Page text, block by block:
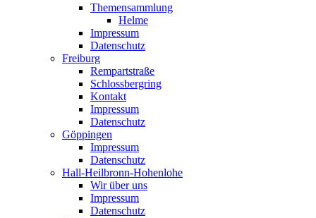
Themensammlung
Helme
Impressum
Datenschutz
Freiburg
Rempartstraße
Schlossbergring
Kontakt
Impressum
Datenschutz
Göppingen
Impressum
Datenschutz
Hall-Heilbronn-Hohenlohe
Wir über uns
Impressum
Datenschutz